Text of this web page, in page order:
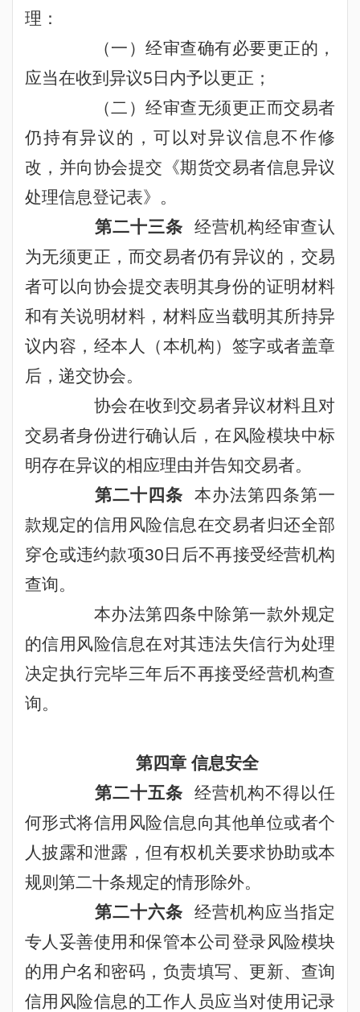
理：
（一）经审查确有必要更正的，
应当在收到异议5 日内予以更正；
（二）经审查无须更正而交易者
仍持有异议的，可以对异议信息不作修
改，并向协会提交《期货交易者信息异议
处理信息登记表》。
第二十三条
经营机构经审查认
为无须更正，而交易者仍有异议的，交易
者可以向协会提交表明其身份的证明材料
和有关说明材料，材料应当载明其所持异
议内容，经本人（本机构）签字或者盖章
后，递交协会。
协会在收到交易者异议材料且对
交易者身份进行确认后，在风险模块中标
明存在异议的相应理由并告知交易者。
第二十四条
本办法第四条第一
款规定的信用风险信息在交易者归还全部
穿仓或违约款项30 日后不再接受经营机构
查询。
本办法第四条中除第一款外规定
的信用风险信息在对其违法失信行为处理
决定执行完毕三年后不再接受经营机构查
询。
第四章 信息安全
第二十五条
经营机构不得以任
何形式将信用风险信息向其他单位或者个
人披露和泄露，但有权机关要求协助或本
规则第二十条规定的情形除外。
第二十六条
经营机构应当指定
专人妥善使用和保管本公司登录风险模块
的用户名和密码，负责填写、更新、查询
信用风险信息的工作人员应当对使用记录